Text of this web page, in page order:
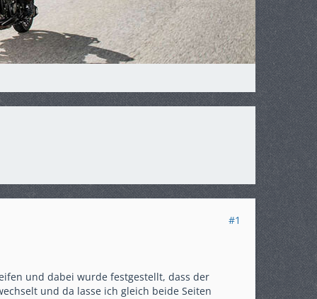
#1
und dabei wurde festgestellt, dass der
und da lasse ich gleich beide Seiten